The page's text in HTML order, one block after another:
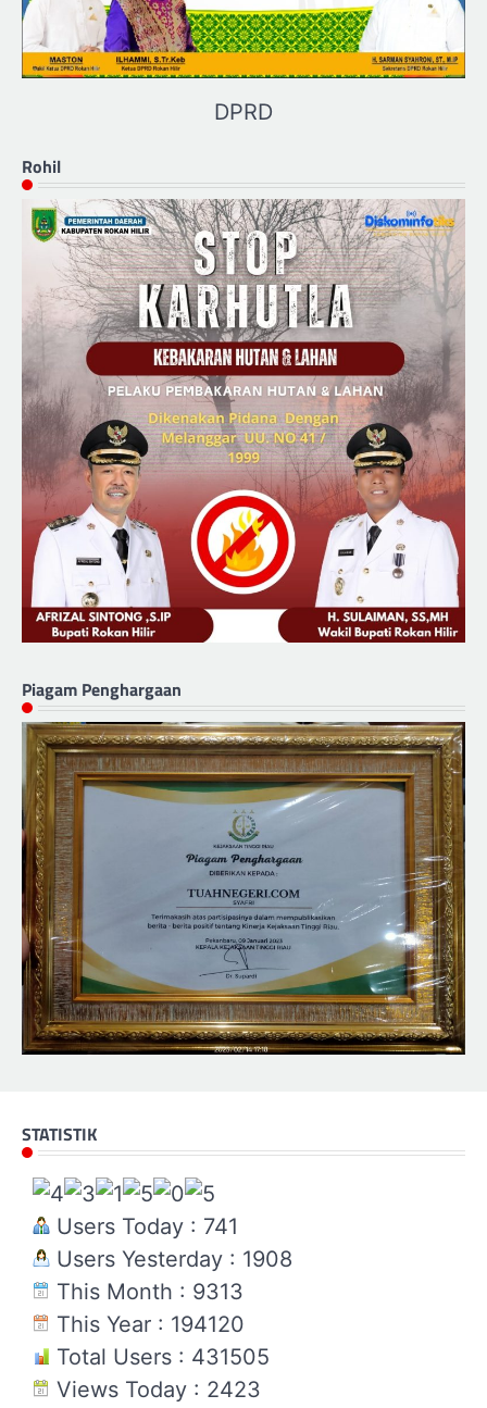
DPRD
Rohil
Piagam Penghargaan
STATISTIK
Users Today : 741
Users Yesterday : 1908
This Month : 9313
This Year : 194120
Total Users : 431505
Views Today : 2423